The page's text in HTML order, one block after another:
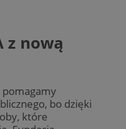
z nową
pomagamy
bo dzięki
które